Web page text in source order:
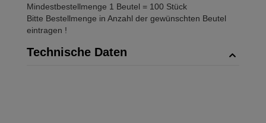
Mindestbestellmenge 1 Beutel = 100 Stück
Bitte Bestellmenge in Anzahl der gewünschten Beutel
eintragen !
Technische Daten